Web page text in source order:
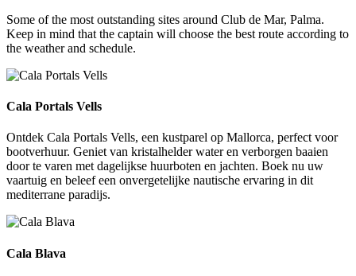
Some of the most outstanding sites around Club de Mar, Palma.
Keep in mind that the captain will choose the best route according to
the weather and schedule.
Cala Portals Vells
Cala Portals Vells
Ontdek Cala Portals Vells, een kustparel op Mallorca, perfect voor
bootverhuur. Geniet van kristalhelder water en verborgen baaien
door te varen met dagelijkse huurboten en jachten. Boek nu uw
vaartuig en beleef een onvergetelijke nautische ervaring in dit
mediterrane paradijs.
Cala Blava
Cala Blava